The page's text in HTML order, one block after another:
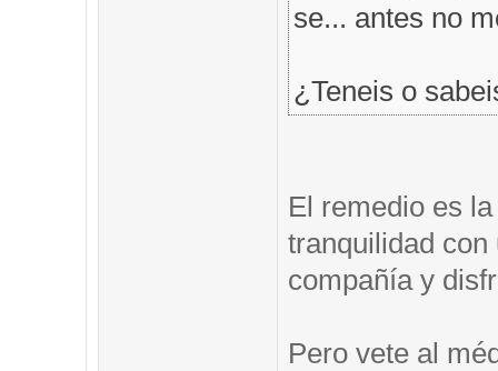
se... antes no
¿Teneis o
El remedio es
tranquilidad con
compañía y
Pero vete al